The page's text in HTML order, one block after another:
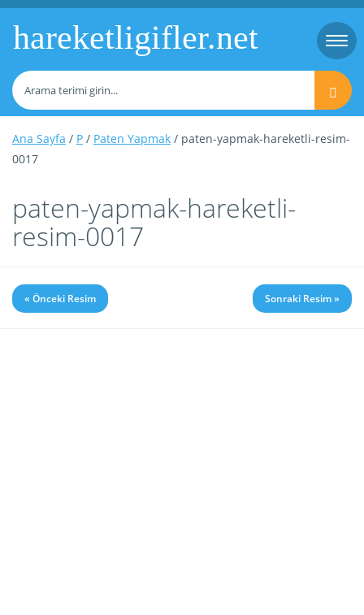
hareketligifler.net
Ana Sayfa / P / Paten Yapmak / paten-yapmak-hareketli-resim-
0017
paten-yapmak-hareketli-
resim-0017
« Önceki Resim Sonraki Resim »